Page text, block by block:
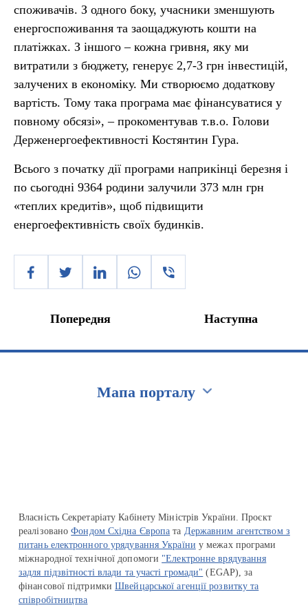
споживачів. З одного боку, учасники зменшують
енергоспоживання та заощаджують кошти на
платіжках. З іншого – кожна гривня, яку ми
витратили з бюджету, генерує 2,7-3 грн інвестицій,
залучених в економіку. Ми створюємо додаткову
вартість. Тому така програма має фінансуватися у
повному обсязі», – прокоментував т.в.о. Голови
Держенергоефективності Костянтин Гура.
Всього з початку дії програми наприкінці березня і
по сьогодні 9364 родини залучили 373 млн грн
«теплих кредитів», щоб підвищити
енергоефективність своїх будинків.
Попередня Наступна
Мапа порталу
Власність Секретаріату Кабінету Міністрів України. Проєкт
реалізованоФондом Східна Європа та Державним агентством з
питань електронного урядування України у межах програми
міжнародної технічної допомоги "Електронне врядування
задля підзвітності влади та участі громади" (EGAP), за
фінансової підтримкиШвейцарської агенції розвитку та
співробітництва